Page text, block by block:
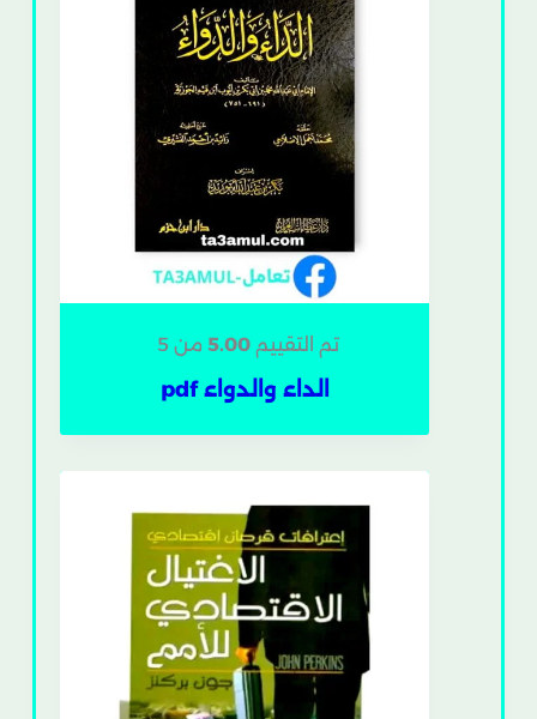
تم التقييم 5.00من 5
الداء والدواء pdf